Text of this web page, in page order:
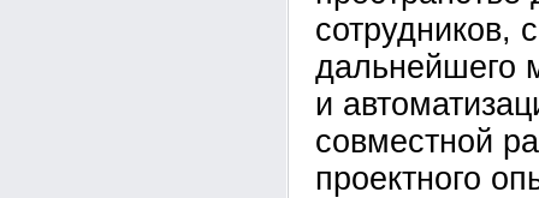
сотрудников,
дальнейшего
и
совместной
проектного